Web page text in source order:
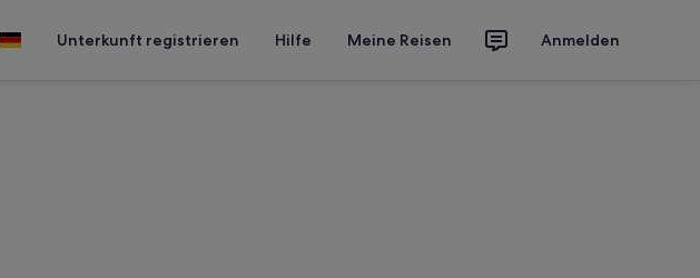
Unterkunft registrieren Hilfe Meine Reisen Anmelden